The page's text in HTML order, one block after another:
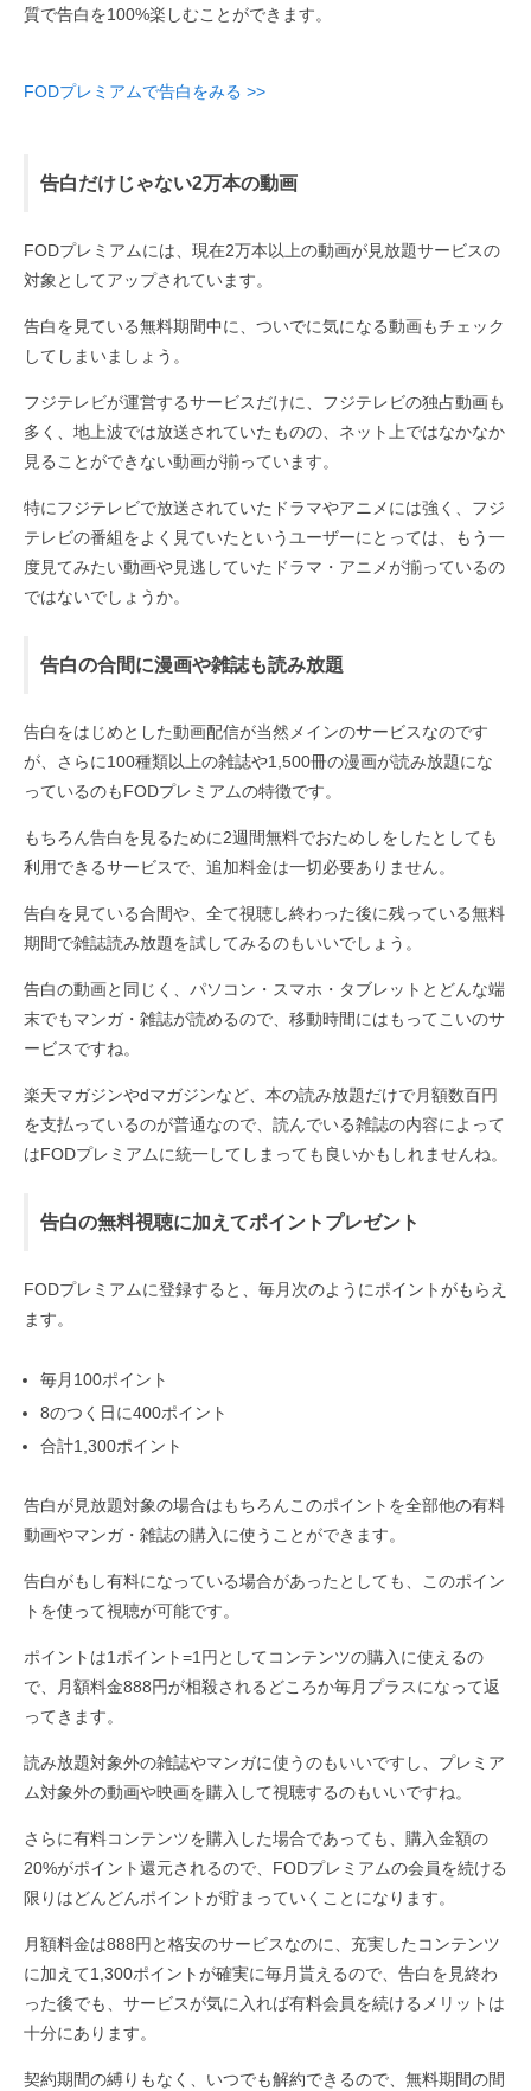
質で告白を100%楽しむことができます。
FODプレミアムで告白をみる >>
告白だけじゃない2万本の動画
FODプレミアムには、現在2万本以上の動画が見放題サービスの
対象としてアップされています。
告白を見ている無料期間中に、ついでに気になる動画もチェック
してしまいましょう。
フジテレビが運営するサービスだけに、フジテレビの独占動画も
多く、地上波では放送されていたものの、ネット上ではなかなか
見ることができない動画が揃っています。
特にフジテレビで放送されていたドラマやアニメには強く、フジ
テレビの番組をよく見ていたというユーザーにとっては、もう一
度見てみたい動画や見逃していたドラマ・アニメが揃っているの
ではないでしょうか。
告白の合間に漫画や雑誌も読み放題
告白をはじめとした動画配信が当然メインのサービスなのです
が、さらに100種類以上の雑誌や1,500冊の漫画が読み放題にな
っているのもFODプレミアムの特徴です。
もちろん告白を見るために2週間無料でおためしをしたとしても
利用できるサービスで、追加料金は一切必要ありません。
告白を見ている合間や、全て視聴し終わった後に残っている無料
期間で雑誌読み放題を試してみるのもいいでしょう。
告白の動画と同じく、パソコン・スマホ・タブレットとどんな端
末でもマンガ・雑誌が読めるので、移動時間にはもってこいのサ
ービスですね。
楽天マガジンやdマガジンなど、本の読み放題だけで月額数百円
を支払っているのが普通なので、読んでいる雑誌の内容によって
はFODプレミアムに統一してしまっても良いかもしれませんね。
告白の無料視聴に加えてポイントプレゼント
FODプレミアムに登録すると、毎月次のようにポイントがもらえ
ます。
毎月100ポイント
8のつく日に400ポイント
合計1,300ポイント
告白が見放題対象の場合はもちろんこのポイントを全部他の有料
動画やマンガ・雑誌の購入に使うことができます。
告白がもし有料になっている場合があったとしても、このポイン
トを使って視聴が可能です。
ポイントは1ポイント=1円としてコンテンツの購入に使えるの
で、月額料金888円が相殺されるどころか毎月プラスになって返
ってきます。
読み放題対象外の雑誌やマンガに使うのもいいですし、プレミア
ム対象外の動画や映画を購入して視聴するのもいいですね。
さらに有料コンテンツを購入した場合であっても、購入金額の
20%がポイント還元されるので、FODプレミアムの会員を続ける
限りはどんどんポイントが貯まっていくことになります。
月額料金は888円と格安のサービスなのに、充実したコンテンツ
に加えて1,300ポイントが確実に毎月貰えるので、告白を見終わ
った後でも、サービスが気に入れば有料会員を続けるメリットは
十分にあります。
契約期間の縛りもなく、いつでも解約できるので、無料期間の間